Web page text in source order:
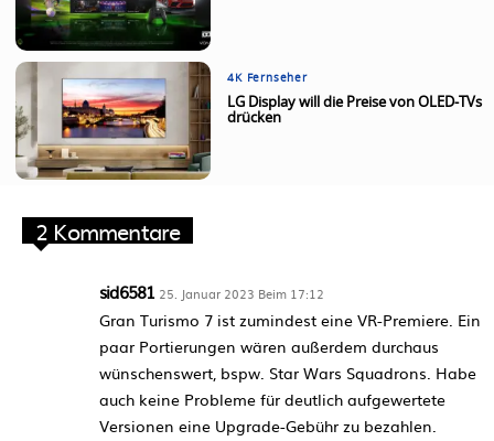
4K Fernseher
LG Display will die Preise von OLED-TVs
drücken
2 Kommentare
sid6581 25. Januar 2023 Beim 17:12
Gran Turismo 7 ist zumindest eine VR-Premiere. Ein
paar Portierungen wären außerdem durchaus
wünschenswert, bspw. Star Wars Squadrons. Habe
auch keine Probleme für deutlich aufgewertete
Versionen eine Upgrade-Gebühr zu bezahlen.